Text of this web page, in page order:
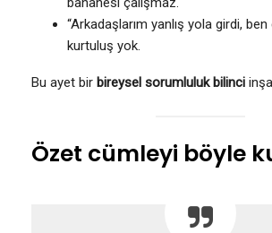
“Arkadaşlarım yanlış yola girdi,
kurtuluş yok.
Bu ayet bir bireysel sorumluluk bilinci
Özet cümleyi böyle